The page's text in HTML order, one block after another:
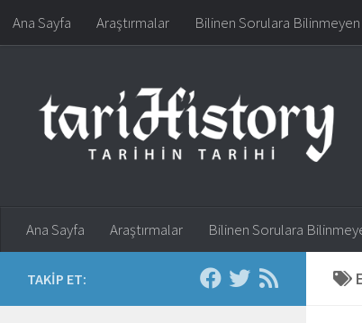
Skip to content
Ana Sayfa Araştırmalar Bilinen Sorulara
Ana Sayfa Araştırmalar Bilinen Sorulara
TAKIP ET: